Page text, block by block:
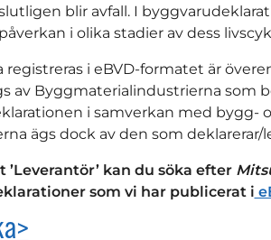
blir avfall. I
i olika stadier av dess
registreras i eBVD-formatet är
av Byggmaterialindustrierna som
i samverkan med bygg-
ägs dock av den som deklarerar/
kan du söka efter
som vi har publicerat i